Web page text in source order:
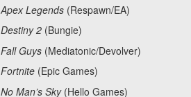
Apex Legends(Respawn/EA)
Destiny 2(Bungie)
Fall Guys(Mediatonic/Devolver)
Fortnite(Epic Games)
No Man’s Sky(Hello Games)